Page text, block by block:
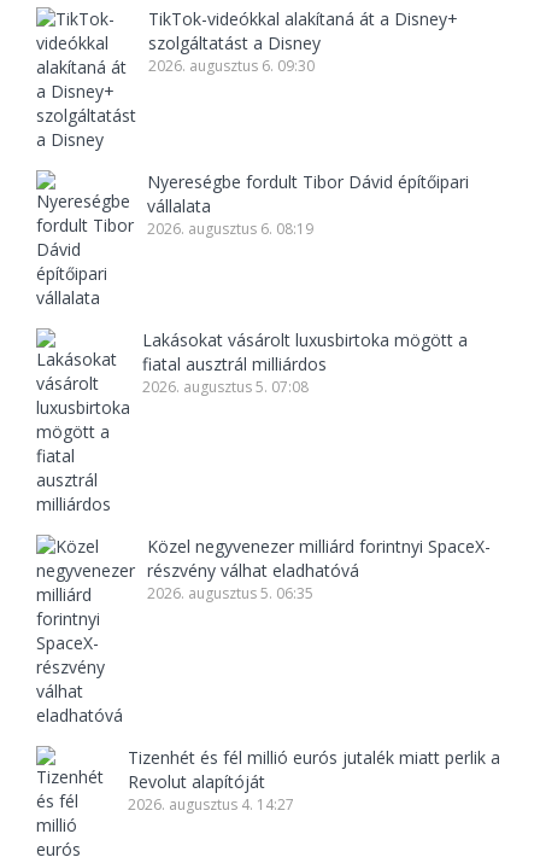
TikTok-videókkal alakítaná át a Disney+
szolgáltatást a Disney
2026. augusztus 6. 09:30
Nyereségbe fordult Tibor Dávid építőipari
vállalata
2026. augusztus 6. 08:19
Lakásokat vásárolt luxusbirtoka mögött a
fiatal ausztrál milliárdos
2026. augusztus 5. 07:08
Közel negyvenezer milliárd forintnyi SpaceX-
részvény válhat eladhatóvá
2026. augusztus 5. 06:35
Tizenhét és fél millió eurós jutalék miatt perlik a
Revolut alapítóját
2026. augusztus 4. 14:27